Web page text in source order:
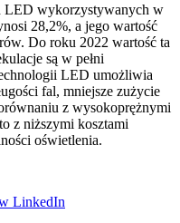
LED wykorzystywanych w
28,2%, a jego wartość
Do roku 2022 wartość ta
są w pełni
LED umożliwia
fal, mniejsze zużycie
z wysokoprężnymi
z niższymi kosztami
oświetlenia.
LinkedIn